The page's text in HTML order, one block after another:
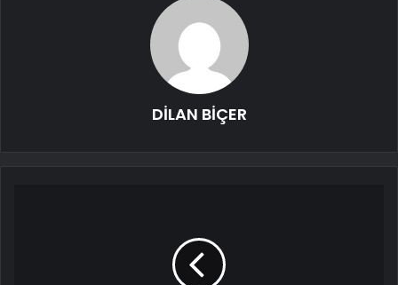
DİLAN BİÇER